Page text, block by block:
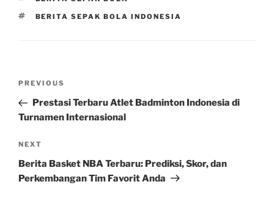
TAGS
BERITA SEPAK BOLA INDONESIA
Previous
Post
PREVIOUS
Prestasi Terbaru Atlet Badminton Indonesia di
Turnamen Internasional
Next
Post
NEXT
Berita Basket NBA Terbaru: Prediksi, Skor, dan
Perkembangan Tim Favorit Anda